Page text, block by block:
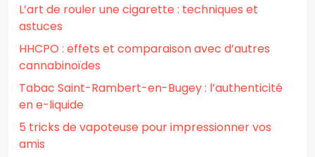
L’art de rouler une cigarette : techniques et
astuces
HHCPO : effets et comparaison avec d’autres
cannabinoïdes
Tabac Saint-Rambert-en-Bugey : l’authenticité
en e-liquide
5 tricks de vapoteuse pour impressionner vos
amis